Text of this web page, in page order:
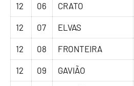
12 06 CRATO
12 07 ELVAS
12 08 FRONTEIRA
12 09 GAVIÃO